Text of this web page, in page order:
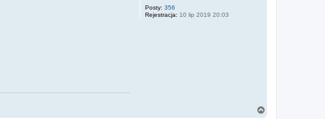
Posty: 356
Rejestracja: 10 lip 2019 20:03